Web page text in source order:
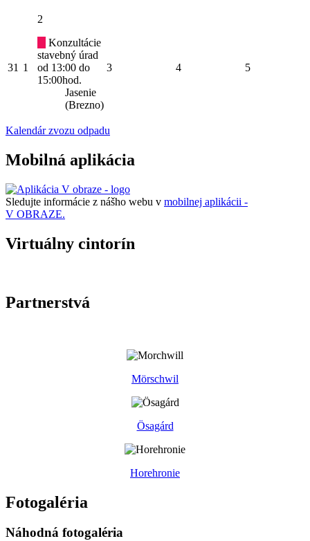
31 1
2
Konzultácie
stavebný úrad
od 13:00 do
15:00hod.
Jasenie
(Brezno)
3 4 5
Kalendár zvozu odpadu
Mobilná aplikácia
Sledujte informácie z nášho webu v mobilnej aplikácii -
V OBRAZE.
Virtuálny cintorín
Partnerstvá
Mörschwil
Ösagárd
Horehronie
Fotogaléria
Náhodná fotogaléria